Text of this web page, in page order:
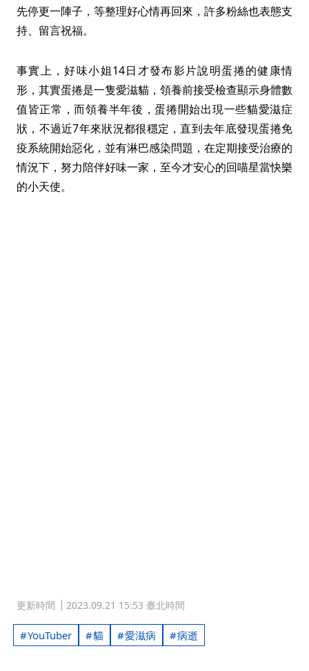
先停更一陣子，等整理好心情再回來，許多粉絲也表態支
持、留言祝福。
事實上，好味小姐14日才發布影片說明蛋捲的健康情
形，其實蛋捲是一隻愛滋貓，領養前接受檢查顯示身體數
值皆正常，而領養半年後，蛋捲開始出現一些貓愛滋症
狀，不過近7年來狀況都很穩定，直到去年底發現蛋捲免
疫系統開始惡化，並有淋巴感染問題，在定期接受治療的
情況下，努力陪伴好味一家，至今才安心的回喵星當快樂
的小天使。
更新時間 2023.09.21 15:53 臺北時間
YouTuber 貓 愛滋病 病逝